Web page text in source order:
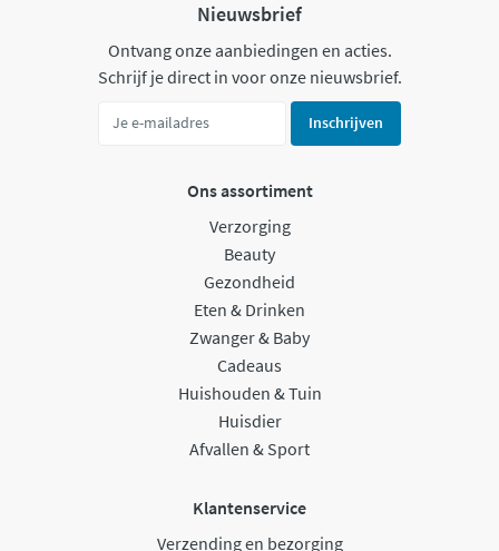
Nieuwsbrief
Ontvang onze aanbiedingen en acties.
Schrijf je direct in voor onze nieuwsbrief.
Inschrijven
Ons assortiment
Verzorging
Beauty
Gezondheid
Eten & Drinken
Zwanger & Baby
Cadeaus
Huishouden & Tuin
Huisdier
Afvallen & Sport
Klantenservice
Verzending en bezorging